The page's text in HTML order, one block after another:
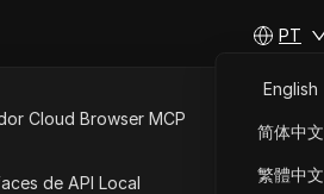
Cloud Browser MCP
de API Local
PT
English
简体中文
繁體中文